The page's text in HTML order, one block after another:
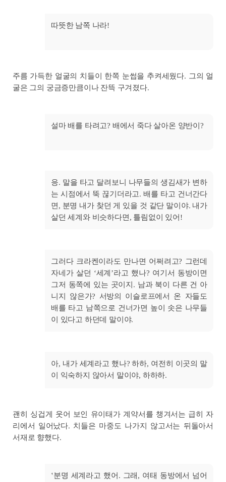
따뜻한 남쪽 나라!
주름 가득한 얼굴의 치들이 한쪽 눈썹을 추켜세웠다. 그의 얼
굴은 그의 궁금증만큼이나 잔뜩 구겨졌다.
설마 배를 타려고? 배에서 죽다 살아온 양반이?
응. 말을 타고 달려보니 나무들의 생김새가 변하
는 시점에서 뚝 끊기더라고. 배를 타고 건너간다
면, 분명 내가 찾던 게 있을 것 같단 말이야. 내가
살던 세계와 비슷하다면, 틀림없이 있어!
그러다 크라켄이라도 만나면 어쩌려고? 그런데
자네가 살던 ‘세계’라고 했나? 여기서 동방이면
그저 동쪽에 있는 곳이지. 남과 북이 다른 건 아
니지 않은가? 서방의 이슬로프에서 온 자들도
배를 타고 남쪽으로 건너가면 높이 솟은 나무들
이 있다고 하던데 말이야.
아, 내가 세계라고 했나? 하하, 여전히 이곳의 말
이 익숙하지 않아서 말이야, 하하하.
괜히 싱겁게 웃어 보인 유이태가 계약서를 챙겨서는 급히 자
리에서 일어났다. 치들은 마중도 나가지 않고서는 뒤돌아서
서재로 향했다.
‛분명 세계라고 했어. 그래, 여태 동방에서 넘어